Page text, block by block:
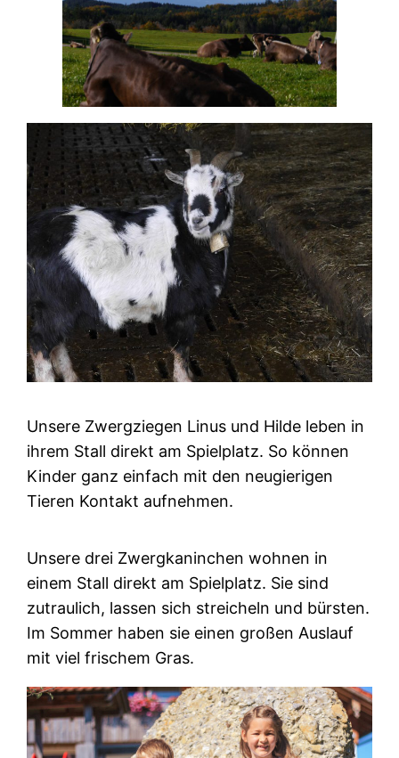
Unsere Zwergziegen Linus und Hilde leben in
ihrem Stall direkt am Spielplatz. So können
Kinder ganz einfach mit den neugierigen
Tieren Kontakt aufnehmen.
Unsere drei Zwergkaninchen wohnen in
einem Stall direkt am Spielplatz. Sie sind
zutraulich, lassen sich streicheln und bürsten.
Im Sommer haben sie einen großen Auslauf
mit viel frischem Gras.